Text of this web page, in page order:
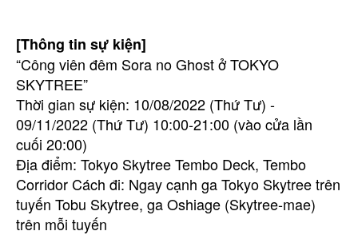
[Thông tin sự kiện]
“Công viên đêm Sora no Ghost ở TOKYO
SKYTREE”
Thời gian sự kiện: 10/08/2022 (Thứ Tư) -
09/11/2022 (Thứ Tư) 10:00-21:00 (vào cửa lần
cuối 20:00)
Địa điểm: Tokyo Skytree Tembo Deck, Tembo
Corridor Cách đi: Ngay cạnh ga Tokyo Skytree trên
tuyến Tobu Skytree, ga Oshiage (Skytree-mae)
trên mỗi tuyến